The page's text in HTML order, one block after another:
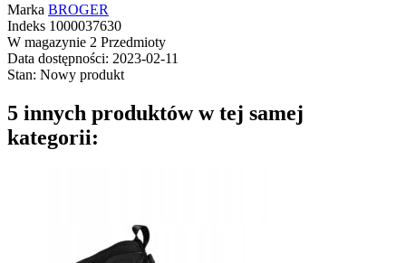
Marka BROGER
Indeks 1000037630
W magazynie 2 Przedmioty
Data dostępności: 2023-02-11
Stan: Nowy produkt
5 innych produktów w tej samej
kategorii: